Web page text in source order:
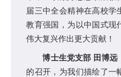
届三中全会精神在高校学
教育强国，为以中国式现
伟大复兴作出更大贡献！
博士生党支部 田博远
的召开，为我们描绘了一